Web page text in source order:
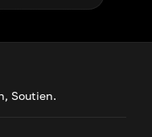
Soutien.